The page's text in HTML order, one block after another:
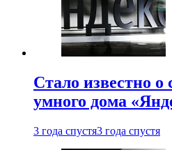
Стало известно о
умного дома
3 года спустя3 года спустя